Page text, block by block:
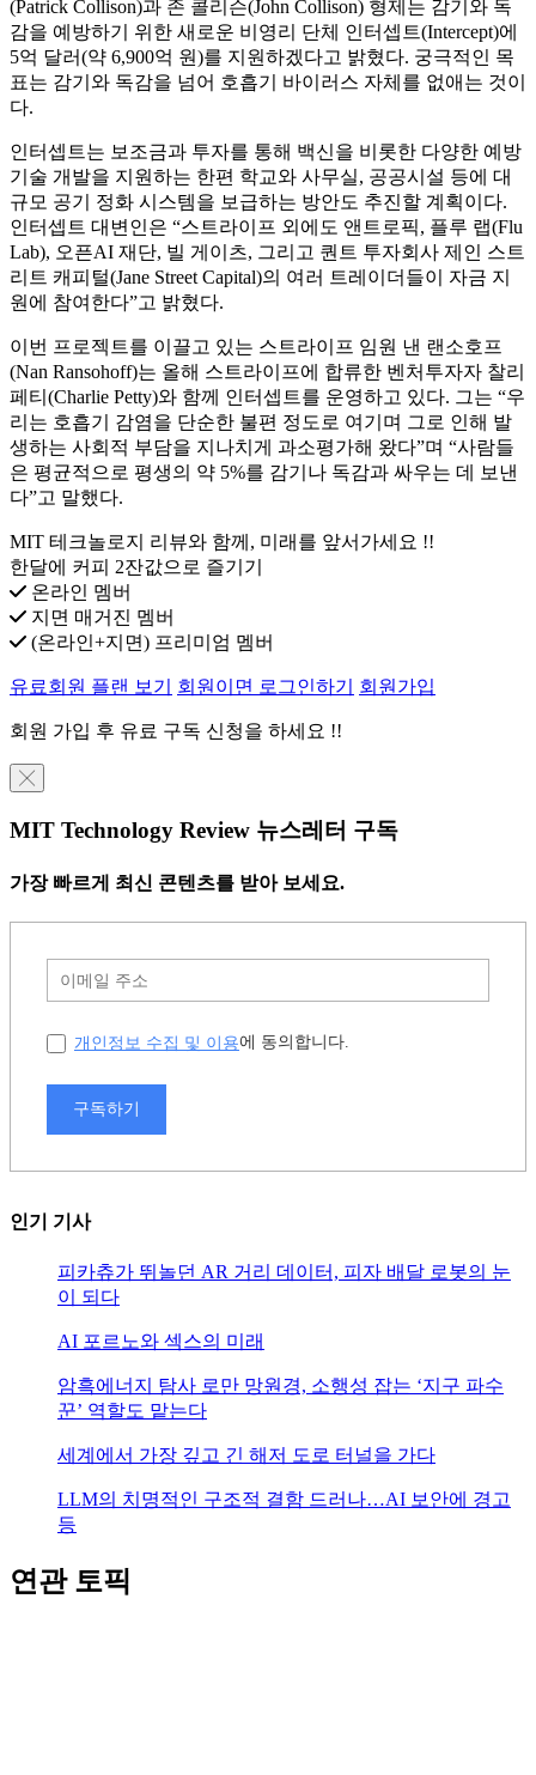
(Patrick Collison)과 존 콜리슨(John Collison) 형제는 감기와 독
감을 예방하기 위한 새로운 비영리 단체 인터셉트(Intercept)에
5억 달러(약 6,900억 원)를 지원하겠다고 밝혔다. 궁극적인 목
표는 감기와 독감을 넘어 호흡기 바이러스 자체를 없애는 것이
다.
인터셉트는 보조금과 투자를 통해 백신을 비롯한 다양한 예방
기술 개발을 지원하는 한편 학교와 사무실, 공공시설 등에 대
규모 공기 정화 시스템을 보급하는 방안도 추진할 계획이다.
인터셉트 대변인은 “스트라이프 외에도 앤트로픽, 플루 랩(Flu
Lab), 오픈AI 재단, 빌 게이츠, 그리고 퀀트 투자회사 제인 스트
리트 캐피털(Jane Street Capital)의 여러 트레이더들이 자금 지
원에 참여한다”고 밝혔다.
이번 프로젝트를 이끌고 있는 스트라이프 임원 낸 랜소호프
(Nan Ransohoff)는 올해 스트라이프에 합류한 벤처투자자 찰리
페티(Charlie Petty)와 함께 인터셉트를 운영하고 있다. 그는 “우
리는 호흡기 감염을 단순한 불편 정도로 여기며 그로 인해 발
생하는 사회적 부담을 지나치게 과소평가해 왔다”며 “사람들
은 평균적으로 평생의 약 5%를 감기나 독감과 싸우는 데 보낸
다”고 말했다.
MIT 테크놀로지 리뷰와 함께, 미래를 앞서가세요 !!
한달에 커피 2잔값으로 즐기기
온라인 멤버
지면 매거진 멤버
(온라인+지면) 프리미엄 멤버
유료회원 플랜 보기 회원이면 로그인하기 회원가입
회원 가입 후 유료 구독 신청을 하세요 !!
╳
MIT Technology Review 뉴스레터 구독
가장 빠르게 최신 콘텐츠를 받아 보세요.
개인정보 수집 및 이용에 동의합니다.
구독하기
인기 기사
피카츄가 뛰놀던 AR 거리 데이터, 피자 배달 로봇의 눈
이 되다
AI 포르노와 섹스의 미래
암흑에너지 탐사 로만 망원경, 소행성 잡는 ‘지구 파수
꾼’ 역할도 맡는다
세계에서 가장 깊고 긴 해저 도로 터널을 가다
LLM의 치명적인 구조적 결함 드러나…AI 보안에 경고
등
연관 토픽